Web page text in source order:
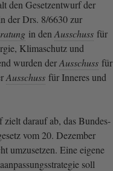
den Gesetzentwurf der
der Drs. 8/6630 zur
in den Ausschuss für
Klimaschutz und
wurden derAusschuss für
Ausschuss für Inneres und
zielt darauf ab, das Bundes-
vom 20. Dezember
umzusetzen. Eine eigene
soll